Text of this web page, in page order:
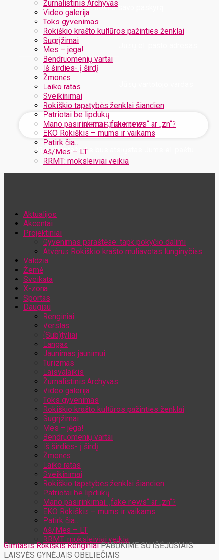
Žurnalistinis Archyvas
Video galerija
Toks gyvenimas
Rokiškio krašto kultūros pažinties ženklai
Sugrįžimai
Mes – jėga!
Bendruomenių vartai
Iš širdies- į širdį
Žmonės
Laiko ratas
Sveikinimai
Rokiškio tapatybės ženklai šiandien
Patriotai be lipdukų
Mano pasirinkimai: „fake news“ ar „zn“?
EKO Rokiškis – mums ir vaikams
Patirk čia…
Aš/Mes – LT
RRMT: moksleiviai veikia
Užregistruokite savo paskyrą
Jūsų slaptažodis bus atsiųstas Jums el. paštu
Aktualijos
Akcentai
Projektiniai
Gyvenimas paraštėse: tapk pokyčio dalimi
Atvėrus Rokiškio krašto muliavotas lunginyčias
Valdžia
Žemė
Sveikata
X-zona
Sportas
Daugiau
Renginiai
Verslas
(Sub)tyliai
Langas
Jaunimas jaunimui
Turizmas
Laisvalaikis
Žurnalistinis Archyvas
Video galerija
Toks gyvenimas
Rokiškio krašto kultūros pažinties ženklai
Sugrįžimai
Mes – jėga!
Bendruomenių vartai
Iš širdies- į širdį
Žmonės
Laiko ratas
Sveikinimai
Rokiškio tapatybės ženklai šiandien
Patriotai be lipdukų
Mano pasirinkimai: „fake news“ ar „zn“?
EKO Rokiškis – mums ir vaikams
Patirk čia…
Aš/Mes – LT
RRMT: moksleiviai veikia
Gimtasis Rokiškis Renginiai PABŪKIME SU IŠĖJUSIAIS
LAISVĖS GYNĖJAIS OBELIEČIAIS